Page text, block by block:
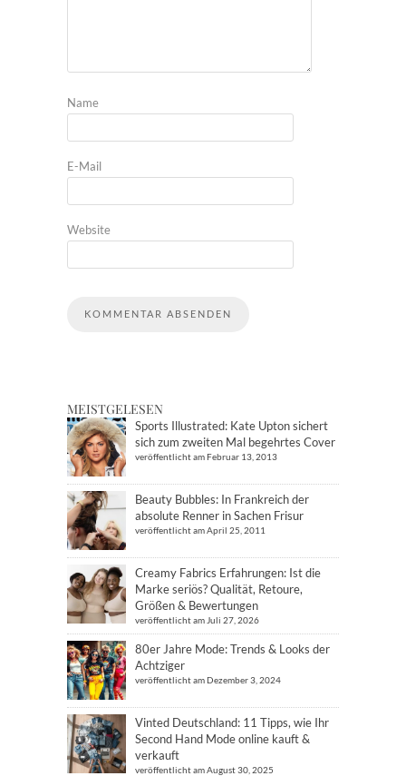
Name
E-Mail
Website
MEISTGELESEN
Sports Illustrated: Kate Upton sichert
sich zum zweiten Mal begehrtes Cover
veröffentlicht am Februar 13, 2013
Beauty Bubbles: In Frankreich der
absolute Renner in Sachen Frisur
veröffentlicht am April 25, 2011
Creamy Fabrics Erfahrungen: Ist die
Marke seriös? Qualität, Retoure,
Größen & Bewertungen
veröffentlicht am Juli 27, 2026
80er Jahre Mode: Trends & Looks der
Achtziger
veröffentlicht am Dezember 3, 2024
Vinted Deutschland: 11 Tipps, wie Ihr
Second Hand Mode online kauft &
verkauft
veröffentlicht am August 30, 2025